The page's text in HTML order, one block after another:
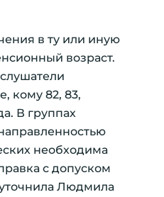
в ту или иную
возраст.
кому 82, 83,
В группах
необходима
с допуском
Людмила